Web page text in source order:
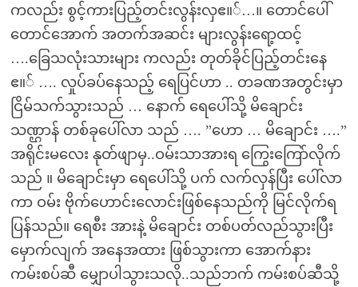
ကလည်း စွင့်ကားပြည့်တင်းလွန်းလှဧ။်…။ တောင်ပေါ်
တောင်အောက် အတက်အဆင်း များလွန်းရော့ထင့်
….ခြေသလုံးသားများ ကလည်း တုတ်ခိုင်ပြည့်တင်းနေ
ဧ။် …. လှုပ်ခပ်နေသည့် ရေပြင်ဟာ .. တခဏအတွင်းမှာ
ငြိမ်သက်သွားသည် … နောက် ရေပေါ်သို့ မိချောင်း
သဏ္ဌာန် တစ်ခုပေါ်လာ သည် …. ”ဟော … မိချောင်း ….”
အရိုင်းမလေး နုတ်ဖျာမှ..ဝမ်းသာအားရ ကြွေးကြော်လိုက်
သည် ။ မိချောင်းမှာ ရေပေါ်သို့ ပက် လက်လှန်ပြီး ပေါ်လာ
ကာ ဝမ်း ဗိုက်ဟောင်းလောင်းဖြစ်နေသည်ကို မြင်လိုက်ရ
ပြန်သည်။ ရေစီး အားနဲ့ မိချောင်း တစ်ပတ်လည်သွားပြီး
မှောက်လျက် အနေအထား ဖြစ်သွားကာ အောက်နား
ကမ်းစပ်ဆီ မျှောပါသွားသလို..သည်ဘက် ကမ်းစပ်ဆီသို့